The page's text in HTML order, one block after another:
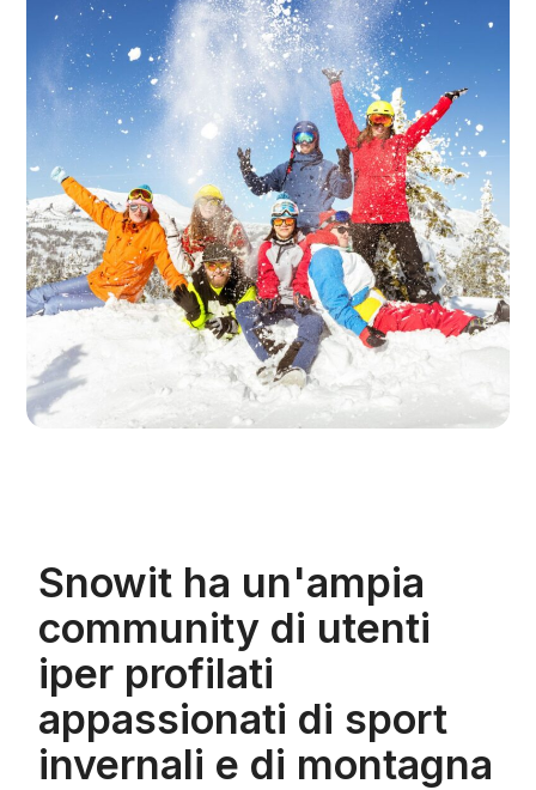
Snowit ha un'ampia
community di utenti
iper profilati
appassionati di sport
invernali e di montagna